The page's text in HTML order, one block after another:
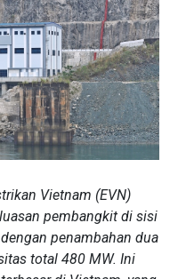
Vietnam (EVN)
pembangkit di sisi
penambahan dua
total 480 MW. Ini